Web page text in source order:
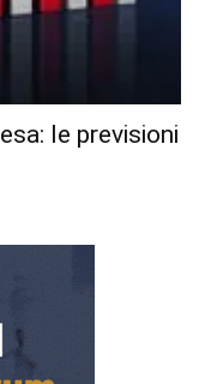
le previsioni